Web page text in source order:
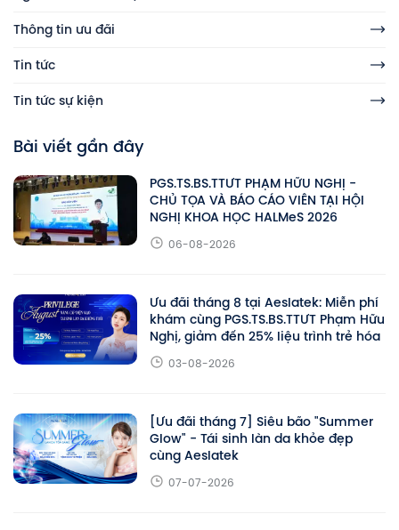
Thông tin ưu đãi
Tin tức
Tin tức sự kiện
Bài viết gần đây
PGS.TS.BS.TTƯT PHẠM HỮU NGHỊ -
CHỦ TỌA VÀ BÁO CÁO VIÊN TẠI HỘI
NGHỊ KHOA HỌC HALMeS 2026
06-08-2026
Ưu đãi tháng 8 tại Aeslatek: Miễn phí
khám cùng PGS.TS.BS.TTƯT Phạm Hữu
Nghị, giảm đến 25% liệu trình trẻ hóa
03-08-2026
[Ưu đãi tháng 7] Siêu bão "Summer
Glow" - Tái sinh làn da khỏe đẹp
cùng Aeslatek
07-07-2026